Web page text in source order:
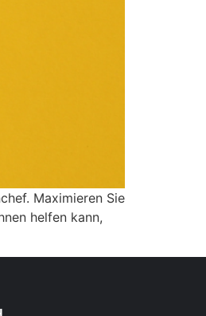
Maximieren Sie
helfen kann,